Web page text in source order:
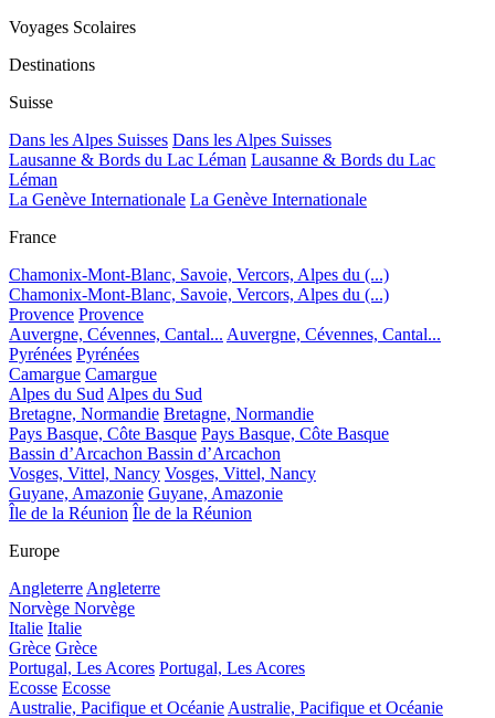
Voyages Scolaires
Destinations
Suisse
Dans les Alpes Suisses Dans les Alpes Suisses
Lausanne & Bords du Lac Léman Lausanne & Bords du Lac
Léman
La Genève Internationale La Genève Internationale
France
Chamonix-Mont-Blanc, Savoie, Vercors, Alpes du (...)
Chamonix-Mont-Blanc, Savoie, Vercors, Alpes du (...)
Provence Provence
Auvergne, Cévennes, Cantal... Auvergne, Cévennes, Cantal...
Pyrénées Pyrénées
Camargue Camargue
Alpes du Sud Alpes du Sud
Bretagne, Normandie Bretagne, Normandie
Pays Basque, Côte Basque Pays Basque, Côte Basque
Bassin d’Arcachon Bassin d’Arcachon
Vosges, Vittel, Nancy Vosges, Vittel, Nancy
Guyane, Amazonie Guyane, Amazonie
Île de la Réunion Île de la Réunion
Europe
Angleterre Angleterre
Norvège Norvège
Italie Italie
Grèce Grèce
Portugal, Les Acores Portugal, Les Acores
Ecosse Ecosse
Australie, Pacifique et Océanie Australie, Pacifique et Océanie